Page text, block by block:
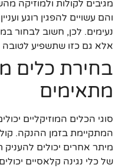
מגיבים לקולות ולמוזיקה
והם עשויים להפגין רוגע
נעימים. לכן, חשוב לבחור
אלא גם כזו שתשפיע
בחירת כלים
מתאימים
סוגי הכלים המוזיקליים
המתקיימת בזמן ההנקה.
מיתר אחרים יכולים
של כלי נגינה קלאסיים